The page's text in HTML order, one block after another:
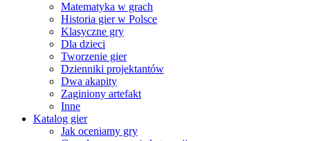
Matematyka w grach
Historia gier w Polsce
Klasyczne gry
Dla dzieci
Tworzenie gier
Dzienniki projektantów
Dwa akapity
Zaginiony artefakt
Inne
Katalog gier
Jak oceniamy gry